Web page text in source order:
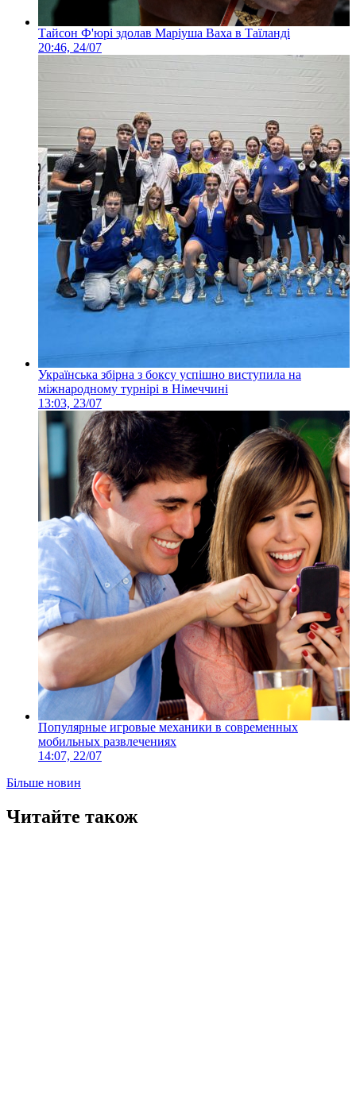
Тайсон Ф'юрі здолав Маріуша Ваха в Таїланді
20:46, 24/07
Українська збірна з боксу успішно виступила на
міжнародному турнірі в Німеччині
13:03, 23/07
Популярные игровые механики в современных
мобильных развлечениях
14:07, 22/07
Більше новин
Читайте також